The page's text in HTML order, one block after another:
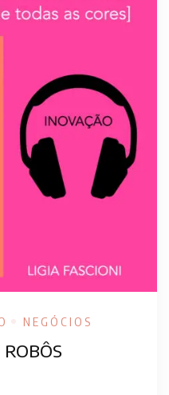
NEGÓCIOS
robôs